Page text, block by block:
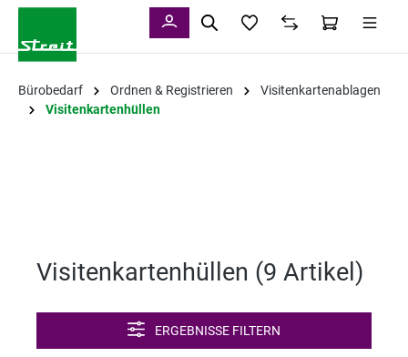
Bürobedarf Ordnen & Registrieren
Visitenkartenablagen
Visitenkartenhüllen
Visitenkartenhüllen (9 Artikel )
ERGEBNISSE FILTERN